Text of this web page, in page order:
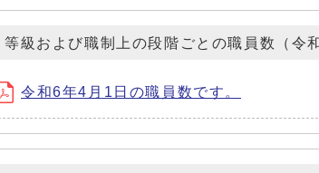
等級および職制上の段階ごとの職員数（令
令和6年4月1日の職員数です。